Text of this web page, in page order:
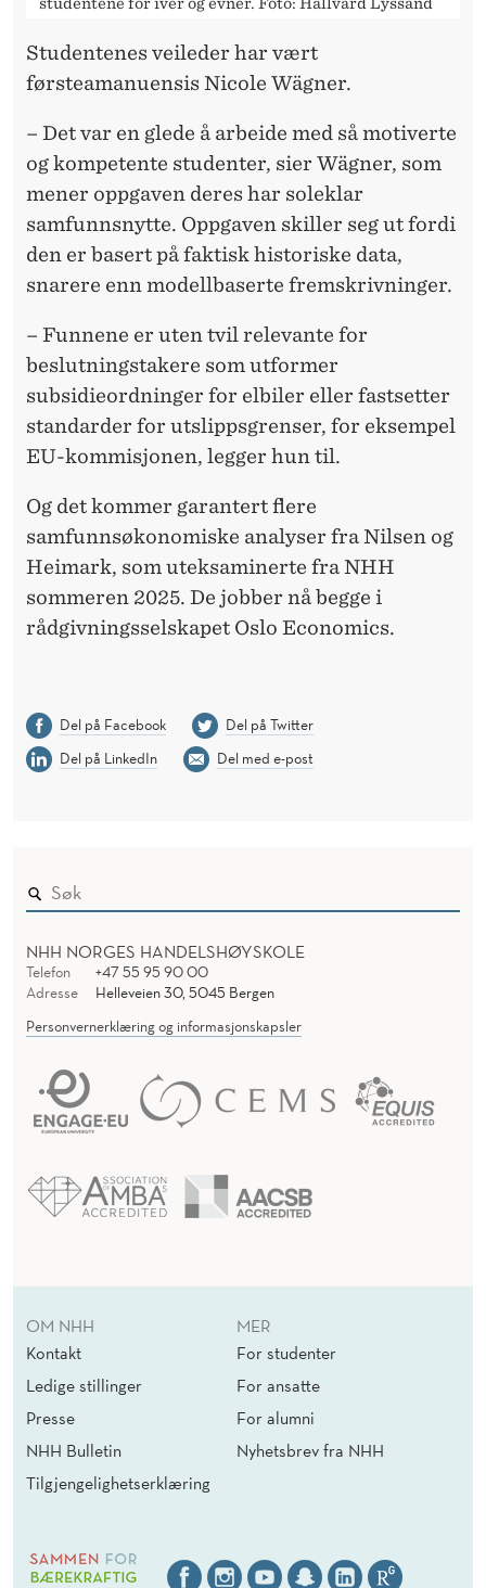
studentene for iver og evner. Foto: Hallvard Lyssand
Studentenes veileder har vært
førsteamanuensis Nicole Wägner.
– Det var en glede å arbeide med så motiverte
og kompetente studenter, sier Wägner, som
mener oppgaven deres har soleklar
samfunnsnytte. Oppgaven skiller seg ut fordi
den er basert på faktisk historiske data,
snarere enn modellbaserte fremskrivninger.
– Funnene er uten tvil relevante for
beslutningstakere som utformer
subsidieordninger for elbiler eller fastsetter
standarder for utslippsgrenser, for eksempel
EU-kommisjonen, legger hun til.
Og det kommer garantert flere
samfunnsøkonomiske analyser fra Nilsen og
Heimark, som uteksaminerte fra NHH
sommeren 2025. De jobber nå begge i
rådgivningsselskapet Oslo Economics.
Del på Facebook
Del på Twitter
Del på LinkedIn
Del med e-post
NHH NORGES HANDELSHØYSKOLE
Telefon
+47 55 95 90 00
Adresse
Helleveien 30, 5045 Bergen
Personvernerklæring og informasjonskapsler
OM NHH
Kontakt
Ledige stillinger
Presse
NHH Bulletin
Tilgjengelighetserklæring
MER
For studenter
For ansatte
For alumni
Nyhetsbrev fra NHH